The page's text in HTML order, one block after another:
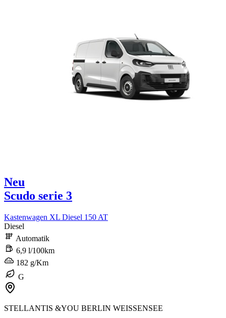
Neu
Scudo serie 3
Kastenwagen XL Diesel 150 AT
Diesel
Automatik
6,9 l/100km
182 g/Km
G
STELLANTIS &YOU BERLIN WEISSENSEE